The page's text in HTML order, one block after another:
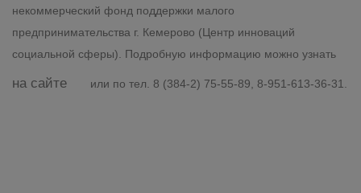
некоммерческий фонд поддержки малого
предпринимательства г. Кемерово (Центр инноваций
социальной сферы). Подробную информацию можно узнать
на сайте или по тел. 8 (384-2) 75-55-89, 8-951-613-36-31.